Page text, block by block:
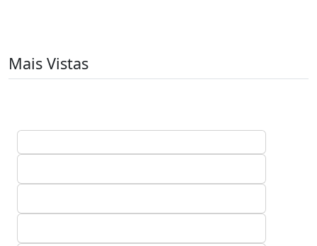
Mais Vistas